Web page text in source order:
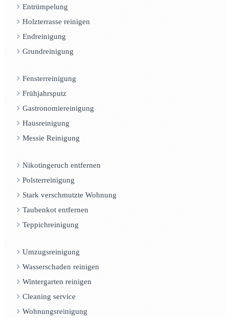
Entrümpelung
Holzterrasse reinigen
Endreinigung
Grundreinigung
Fensterreinigung
Frühjahrsputz
Gastronomiereinigung
Hausreinigung
Messie Reinigung
Nikotingeruch entfernen
Polsterreinigung
Stark verschmutzte Wohnung
Taubenkot entfernen
Teppichreinigung
Umzugsreinigung
Wasserschaden reinigen
Wintergarten reinigen
Cleaning service
Wohnungsreinigung